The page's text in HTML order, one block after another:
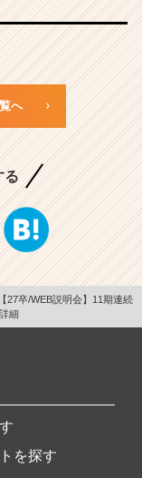
へ
る
【27卒/WEB説明会】11期連続
細
を探す